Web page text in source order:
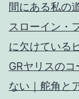
間にある私の
スローイン・
に欠けている
GRヤリスの
ない｜舵角と